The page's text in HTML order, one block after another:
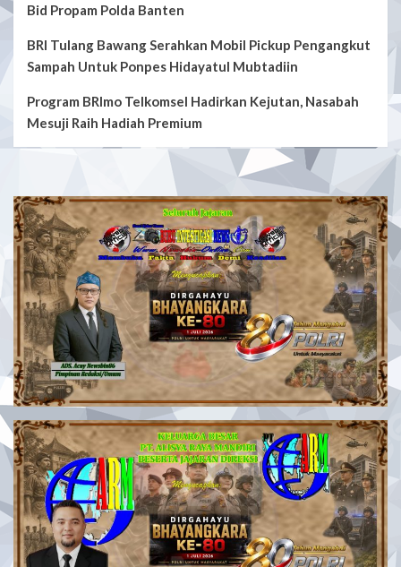
Bid Propam Polda Banten
BRI Tulang Bawang Serahkan Mobil Pickup Pengangkut
Sampah Untuk Ponpes Hidayatul Mubtadiin
Program BRImo Telkomsel Hadirkan Kejutan, Nasabah
Mesuji Raih Hadiah Premium